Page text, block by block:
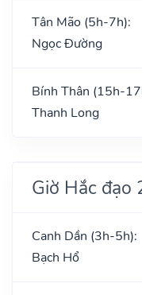
Tân Mão (5h-7h):
Ngọc Đường
Bính Thân (15h-
Thanh Long
Giờ Hắc
Canh Dần (3h-5h):
Bạch Hổ